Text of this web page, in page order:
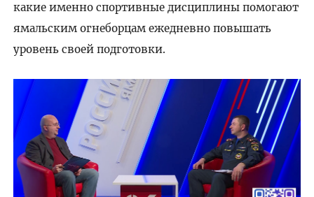
какие именно спортивные дисциплины помогают
ямальским огнеборцам ежедневно повышать
уровень своей подготовки.